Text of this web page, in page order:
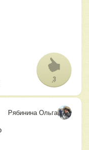
3
Рябинина Ольга